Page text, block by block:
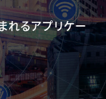
れるアプリケー